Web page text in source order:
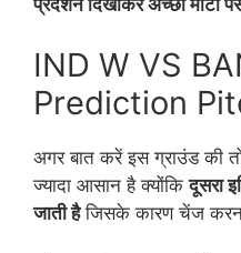
IND W VS
Prediction
अगर बात करें इस ग्राउंड की
ज्यादा आसान है क्योंकिदूसरा
जाती हैजिसके कारण चेंज